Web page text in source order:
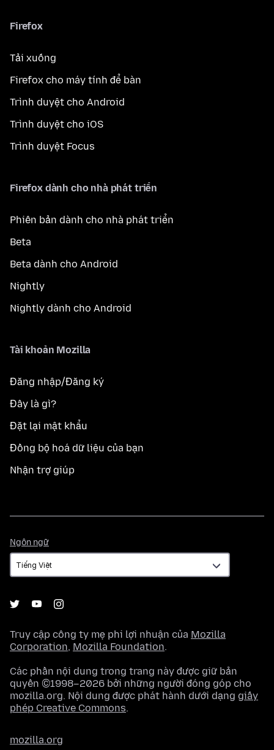
Firefox
Tải xuống
Firefox cho máy tính để bàn
Trình duyệt cho Android
Trình duyệt cho iOS
Trình duyệt Focus
Firefox dành cho nhà phát triển
Phiên bản dành cho nhà phát triển
Beta
Beta dành cho Android
Nightly
Nightly dành cho Android
Tài khoản Mozilla
Đăng nhập/Đăng ký
Đây là gì?
Đặt lại mật khẩu
Đồng bộ hoá dữ liệu của bạn
Nhận trợ giúp
Ngôn ngữ
ngữ
Truy cập công ty mẹ phi lợi nhuận của Mozilla
Corporation, Mozilla Foundation.
Các phần nội dung trong trang này được giữ bản
quyền ©1998–2026 bởi những người đóng góp cho
mozilla.org. Nội dung được phát hành dưới dạng giấy
phép Creative Commons.
mozilla.org